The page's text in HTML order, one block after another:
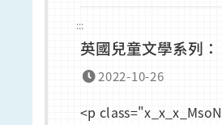
:::
英國兒童文學系列
2022-10-26
<p